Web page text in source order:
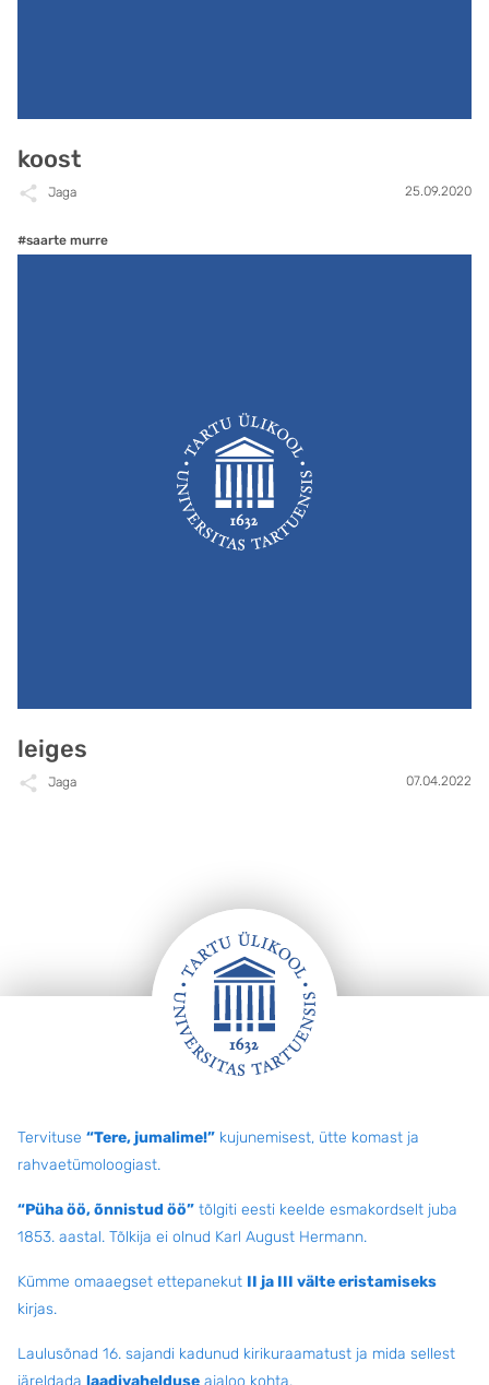
koost
Jaga 25.09.2020
#saarte murre
leiges
Jaga 07.04.2022
Tervituse “Tere, jumalime!” kujunemisest, ütte komast ja
rahvaetümoloogiast.
“Püha öö, õnnistud öö” tõlgiti eesti keelde esmakordselt juba
1853. aastal. Tõlkija ei olnud Karl August Hermann.
Kümme omaaegset ettepanekut II ja III välte eristamiseks
kirjas.
Laulusõnad 16. sajandi kadunud kirikuraamatust ja mida sellest
järeldada laadivahelduse ajaloo kohta.